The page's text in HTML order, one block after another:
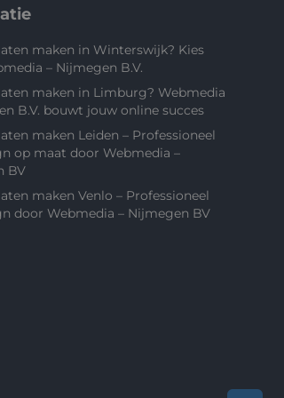
maken in Winterswijk? Kies
– Nijmegen B.V.
maken in Limburg? Webmedia
B.V. bouwt jouw online succes
maken Leiden – Professioneel
op maat door Webmedia –
BV
maken Venlo – Professioneel
door Webmedia – Nijmegen BV